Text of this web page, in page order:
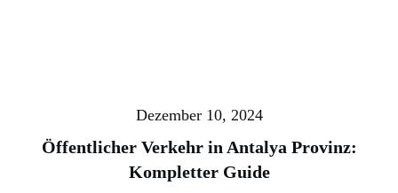
Dezember 10, 2024
Öffentlicher Verkehr in Antalya Provinz:
Kompletter Guide